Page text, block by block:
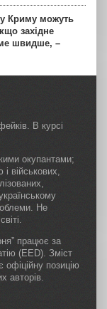
у Криму можуть
західне
швидше, –
В курсі
окупантами;
військових,
Не
працює за
(EED). Зміст
офіційну позицію
авторів.